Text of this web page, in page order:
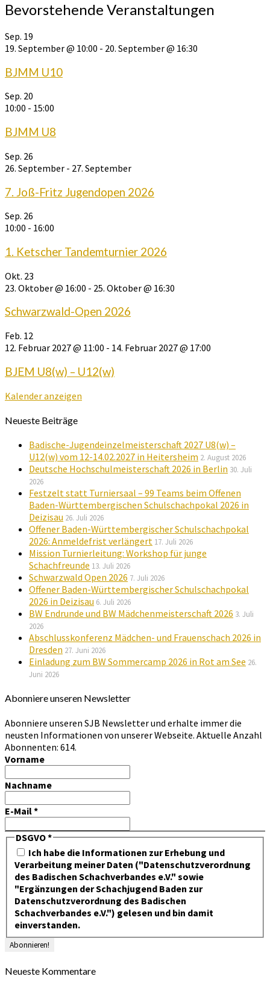
Bevorstehende Veranstaltungen
Sep. 19
19. September @ 10:00 - 20. September @ 16:30
BJMM U10
Sep. 20
10:00 - 15:00
BJMM U8
Sep. 26
26. September - 27. September
7. Joß-Fritz Jugendopen 2026
Sep. 26
10:00 - 16:00
1. Ketscher Tandemturnier 2026
Okt. 23
23. Oktober @ 16:00 - 25. Oktober @ 16:30
Schwarzwald-Open 2026
Feb. 12
12. Februar 2027 @ 11:00 - 14. Februar 2027 @ 17:00
BJEM U8(w) – U12(w)
Kalender anzeigen
Neueste Beiträge
Badische-Jugendeinzelmeisterschaft 2027 U8(w) –
U12(w) vom 12-14.02.2027 in Heitersheim 2. August 2026
Deutsche Hochschulmeisterschaft 2026 in Berlin 30. Juli
2026
Festzelt statt Turniersaal – 99 Teams beim Offenen
Baden-Württembergischen Schulschachpokal 2026 in
Deizisau 26. Juli 2026
Offener Baden-Württembergischer Schulschachpokal
2026: Anmeldefrist verlängert 17. Juli 2026
Mission Turnierleitung: Workshop für junge
Schachfreunde 13. Juli 2026
Schwarzwald Open 2026 7. Juli 2026
Offener Baden-Württembergischer Schulschachpokal
2026 in Deizisau 6. Juli 2026
BW Endrunde und BW Mädchenmeisterschaft 2026 3. Juli
2026
Abschlusskonferenz Mädchen- und Frauenschach 2026 in
Dresden 27. Juni 2026
Einladung zum BW Sommercamp 2026 in Rot am See 26.
Juni 2026
Abonniere unseren Newsletter
Abonniere unseren SJB Newsletter und erhalte immer die
neusten Informationen von unserer Webseite. Aktuelle Anzahl
Abonnenten: 614.
Vorname
Nachname
E-Mail*
DSGVO*
Ich habe die Informationen zur Erhebung und
Verarbeitung meiner Daten ("Datenschutzverordnung
des Badischen Schachverbandes e.V." sowie
"Ergänzungen der Schachjugend Baden zur
Datenschutzverordnung des Badischen
Schachverbandes e.V.") gelesen und bin damit
einverstanden.
Neueste Kommentare